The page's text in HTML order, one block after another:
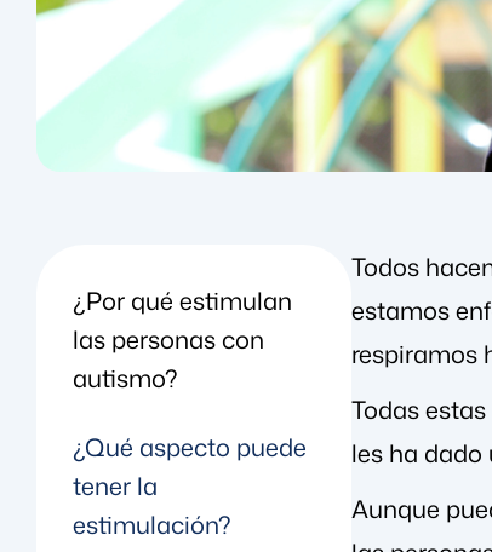
¿Por qué estimulan
las personas con
autismo?
¿Qué aspecto puede
tener la
estimulación?
Todos
estamos
respiramos
Todas
les ha
Aunque